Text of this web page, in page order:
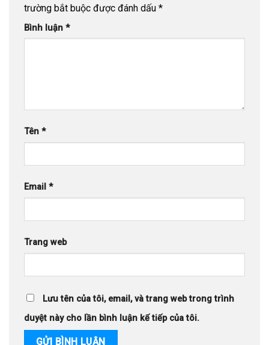
trường bắt buộc được đánh dấu *
Bình luận *
Tên *
Email *
Trang web
Lưu tên của tôi, email, và trang web trong trình
duyệt này cho lần bình luận kế tiếp của tôi.